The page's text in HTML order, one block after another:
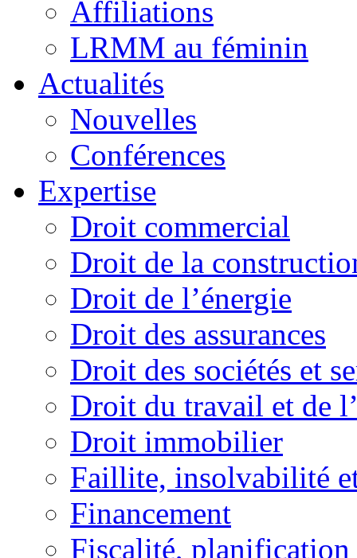
Affiliations
LRMM au féminin
Actualités
Nouvelles
Conférences
Expertise
Droit commercial
Droit de la
Droit de l’énergie
Droit des assurances
Droit des sociétés et
Droit du travail et de
Droit immobilier
Faillite, insolvabilité
Financement
Fiscalité, planification